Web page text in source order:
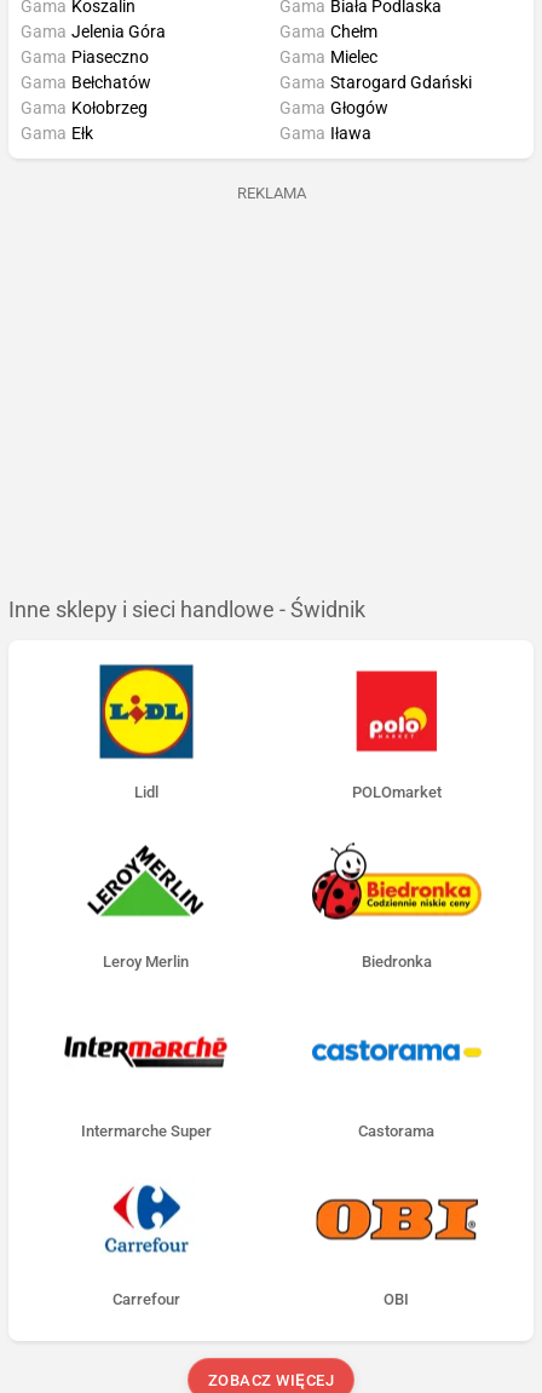
Gama Koszalin
Gama Jelenia Góra
Gama Biała Podlaska
Gama Chełm
Gama Piaseczno
Gama Bełchatów
Gama Kołobrzeg
Gama Ełk
Gama Mielec
Gama Starogard Gdański
Gama Głogów
Gama Iława
REKLAMA
Inne sklepy i sieci handlowe - Świdnik
Lidl POLOmarket
Leroy Merlin Biedronka
Intermarche Super Castorama
Carrefour OBI
ZOBACZ WIĘCEJ